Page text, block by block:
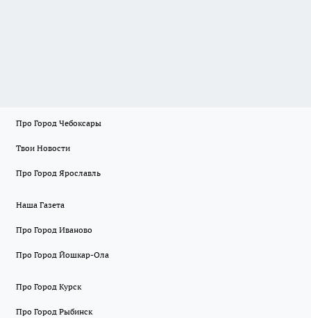
Про Город Чебоксары
Твои Новости
Про Город Ярославль
Наша Газета
Про Город Иваново
Про Город Йошкар-Ола
Про Город Курск
Про Город Рыбинск